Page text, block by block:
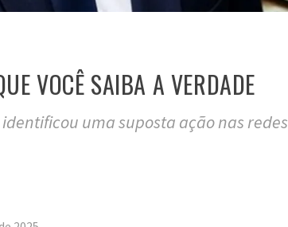
VOCÊ SAIBA A VERDADE
uma suposta ação nas redes